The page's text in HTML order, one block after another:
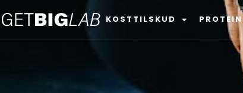
KOSTTILSKUD